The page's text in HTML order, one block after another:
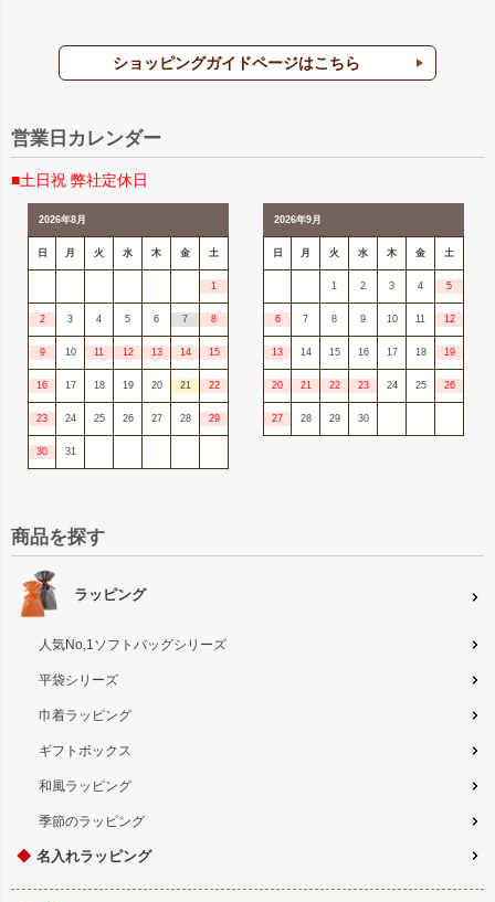
ショッピングガイドページはこちら
営業日カレンダー
■土日祝 弊社定休日
2026年8月
日 月 火 水 木 金 土
1
2 3 4 5 6 7 8
9 10 11 12 13 14 15
16 17 18 19 20 21 22
23 24 25 26 27 28 29
30 31
2026年9月
日 月 火 水 木 金 土
1 2 3 4 5
6 7 8 9 10 11 12
13 14 15 16 17 18 19
20 21 22 23 24 25 26
27 28 29 30
商品を探す
ラッピング
人気No,1ソフトバッグシリーズ
平袋シリーズ
巾着ラッピング
ギフトボックス
和風ラッピング
季節のラッピング
◆ 名入れラッピング